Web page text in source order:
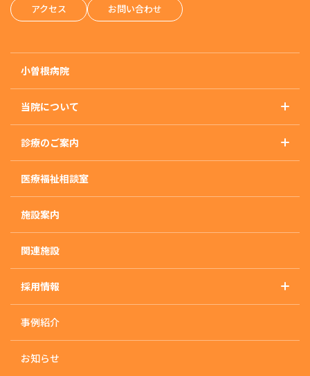
アクセス お問い合わせ
小曽根病院
当院について
基本理念
概要・沿革・施設基準
診療のご案内
診療のご案内トップ
精神科
入院治療について
入・退院の流れ
入院生活について
デイケア/ナイトケア
医療福祉相談室
施設案内
関連施設
採用情報
採用情報トップ
採用に関するお知らせ
事例紹介
お知らせ